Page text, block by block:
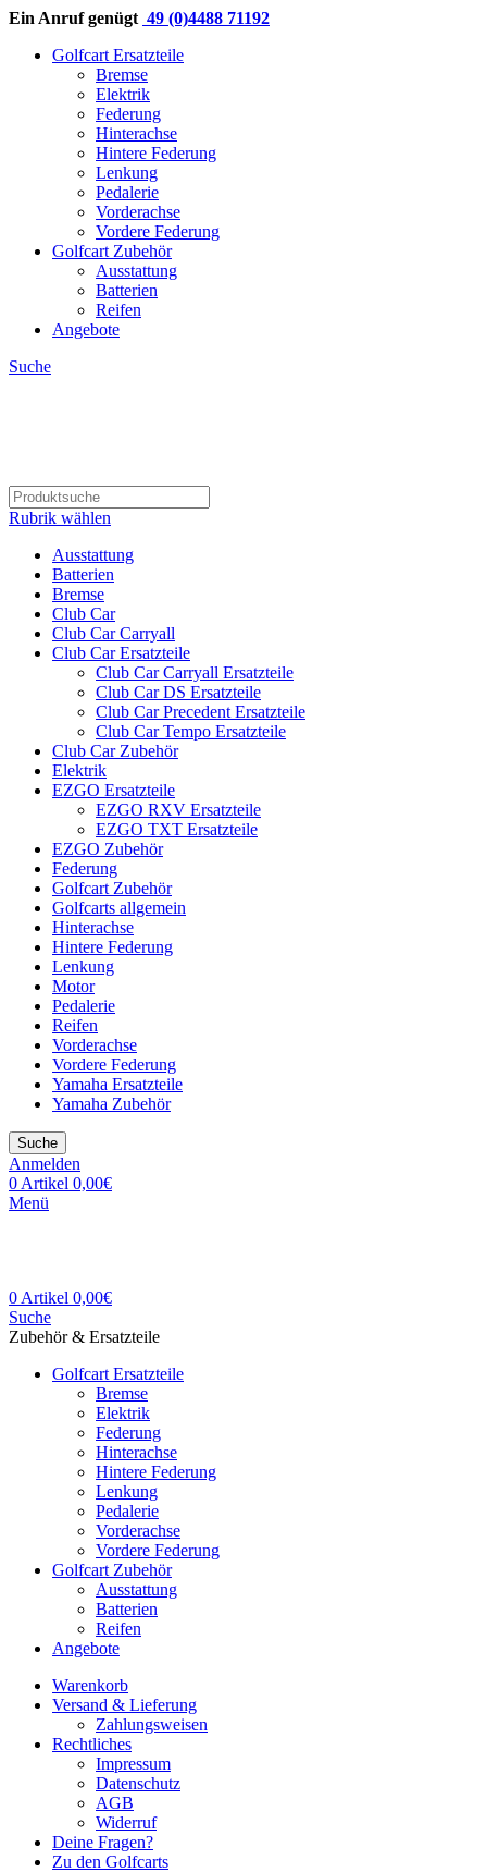
Ein Anruf genügt 49 (0)4488 71192
Golfcart Ersatzteile
Bremse
Elektrik
Federung
Hinterachse
Hintere Federung
Lenkung
Pedalerie
Vorderachse
Vordere Federung
Golfcart Zubehör
Ausstattung
Batterien
Reifen
Angebote
Suche
Rubrik wählen
Ausstattung
Batterien
Bremse
Club Car
Club Car Carryall
Club Car Ersatzteile
Club Car Carryall Ersatzteile
Club Car DS Ersatzteile
Club Car Precedent Ersatzteile
Club Car Tempo Ersatzteile
Club Car Zubehör
Elektrik
EZGO Ersatzteile
EZGO RXV Ersatzteile
EZGO TXT Ersatzteile
EZGO Zubehör
Federung
Golfcart Zubehör
Golfcarts allgemein
Hinterachse
Hintere Federung
Lenkung
Motor
Pedalerie
Reifen
Vorderachse
Vordere Federung
Yamaha Ersatzteile
Yamaha Zubehör
Suche
Anmelden
0 Artikel 0,00€
Menü
0 Artikel 0,00€
Suche
Zubehör & Ersatzteile
Golfcart Ersatzteile
Bremse
Elektrik
Federung
Hinterachse
Hintere Federung
Lenkung
Pedalerie
Vorderachse
Vordere Federung
Golfcart Zubehör
Ausstattung
Batterien
Reifen
Angebote
Warenkorb
Versand & Lieferung
Zahlungsweisen
Rechtliches
Impressum
Datenschutz
AGB
Widerruf
Deine Fragen?
Zu den Golfcarts